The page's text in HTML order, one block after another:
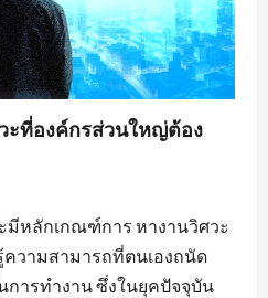
ที่องค์กรส่วนใหญ่ต้อง
หลักเกณฑ์การ หางานวิศวะ
วามสามารถที่ตนเองถนัด
การทำงาน ซึ่งในยุคปัจจุบัน